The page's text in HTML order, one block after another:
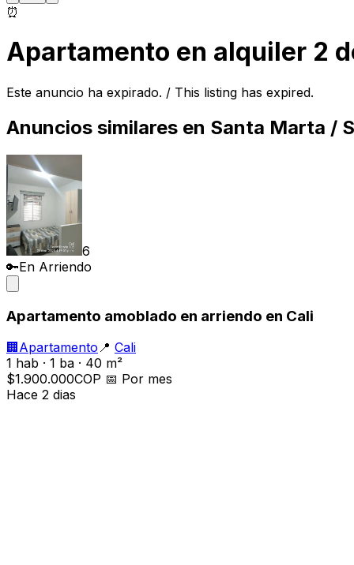
⏰
Apartamento en alquiler 2
Este anuncio ha expirado. / This listing has expired.
Anuncios similares en Santa Marta /
6
🔑En Arriendo
Apartamento amoblado en arriendo en Cali
🏢 Apartamento 📍 Cali
1 hab · 1 ba · 40 m²
$1.900.000COP 📅 Por mes
Hace 2 dias